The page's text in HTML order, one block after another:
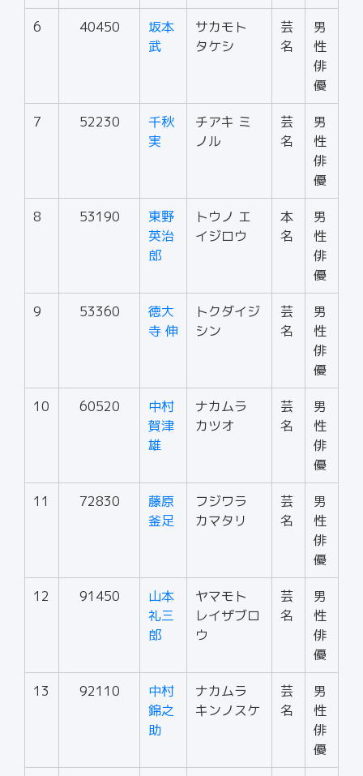
6 40450
坂本
武
サカモト
タケシ
芸
名
男
性
俳
優
7 52230
千秋
実
チアキ ミ
ノル
芸
名
男
性
俳
優
8 53190
東野
英治
郎
トウノ エ
イジロウ
本
名
男
性
俳
優
9 53360
徳大
寺 伸
トクダイジ
シン
芸
名
男
性
俳
優
10 60520
中村
賀津
雄
ナカムラ
カツオ
芸
名
男
性
俳
優
11 72830
藤原
釜足
フジワラ
カマタリ
芸
名
男
性
俳
優
12 91450
山本
礼三
郎
ヤマモト
レイザブロ
ウ
芸
名
男
性
俳
優
13 92110
中村
錦之
助
ナカムラ
キンノスケ
芸
名
男
性
俳
優